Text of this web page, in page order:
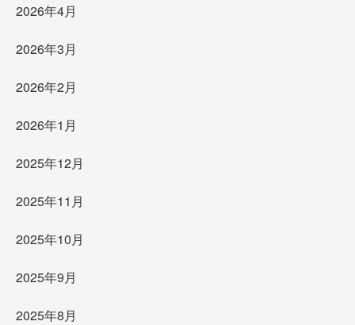
2026年4月
2026年3月
2026年2月
2026年1月
2025年12月
2025年11月
2025年10月
2025年9月
2025年8月